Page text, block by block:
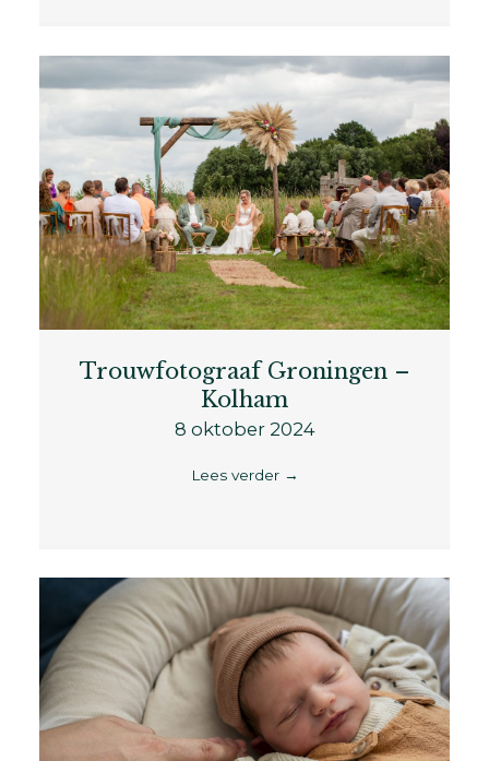
Trouwfotograaf Groningen –
Kolham
8 oktober 2024
Lees verder →